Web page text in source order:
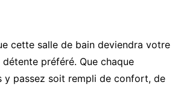
cette salle de bain deviendra votre
préféré. Que chaque
y passez soit rempli de confort, de